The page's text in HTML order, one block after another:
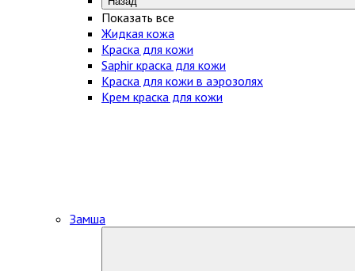
Показать все
Жидкая кожа
Краска для кожи
Saphir краска для кожи
Краска для кожи в аэрозолях
Крем краска для кожи
Замша